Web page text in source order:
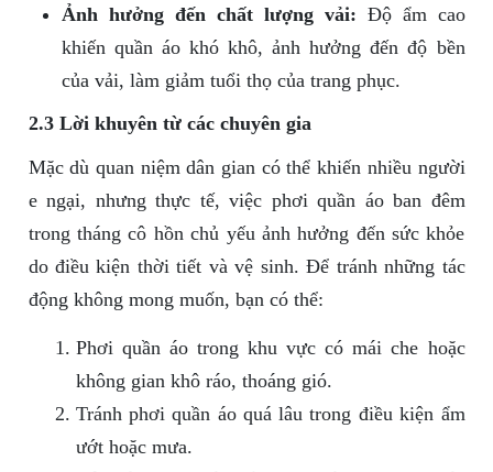
Ảnh hưởng đến chất lượng vải: Độ ẩm cao
khiến quần áo khó khô, ảnh hưởng đến độ bền
của vải, làm giảm tuổi thọ của trang phục.
2.3 Lời khuyên từ các chuyên gia
Mặc dù quan niệm dân gian có thể khiến nhiều người
e ngại, nhưng thực tế, việc phơi quần áo ban đêm
trong tháng cô hồn chủ yếu ảnh hưởng đến sức khỏe
do điều kiện thời tiết và vệ sinh. Để tránh những tác
động không mong muốn, bạn có thể:
Phơi quần áo trong khu vực có mái che hoặc
không gian khô ráo, thoáng gió.
Tránh phơi quần áo quá lâu trong điều kiện ẩm
ướt hoặc mưa.